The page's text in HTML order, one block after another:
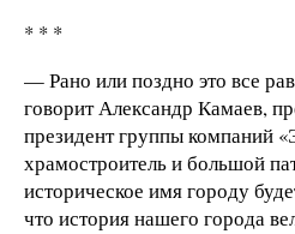
* * *
— Рано или поздно это все
говорит Александр Камаев,
президент группы компаний
храмостроитель и большой
историческое имя городу
что история нашего города